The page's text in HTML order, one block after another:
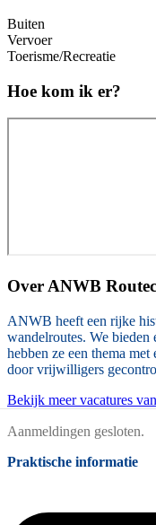
Buiten
Vervoer
Toerisme/Recreatie
Hoe kom ik er?
Over ANWB
ANWB heeft een rijke
wandelroutes. We bieden
hebben ze een thema
door vrijwilligers
Bekijk meer vacatures
Aanmeldingen gesloten.
Praktische informatie